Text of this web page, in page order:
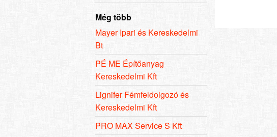
Még több
Mayer Ipari és Kereskedelmi
Bt
PÉ ME Építőanyag
Kereskedelmi Kft
Lignifer Fémfeldolgozó és
Kereskedelmi Kft
PRO MAX Service S Kft